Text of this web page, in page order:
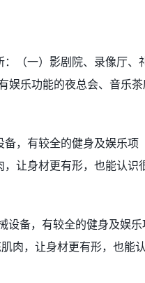
（一）影剧院、录像厅、
娱乐功能的夜总会、音乐
，有较全的健身及娱乐项
让身材更有形，也能认识
设备，有较全的健身及娱乐
肉，让身材更有形，也能认